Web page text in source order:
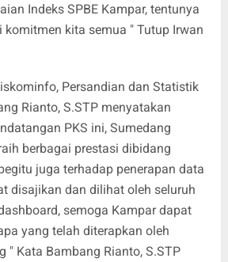
Indeks SPBE Kampar, tentunya
komitmen kita semua " Tutup Irwan
Persandian dan Statistik
Rianto, S.STP menyatakan
PKS ini, Sumedang
berbagai prestasi dibidang
juga terhadap penerapan data
disajikan dan dilihat oleh seluruh
semoga Kampar dapat
yang telah diterapkan oleh
" Kata Bambang Rianto, S.STP